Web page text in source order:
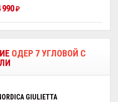
990₽
ОДЕР 7 УГЛОВОЙ С
GIULIETTA